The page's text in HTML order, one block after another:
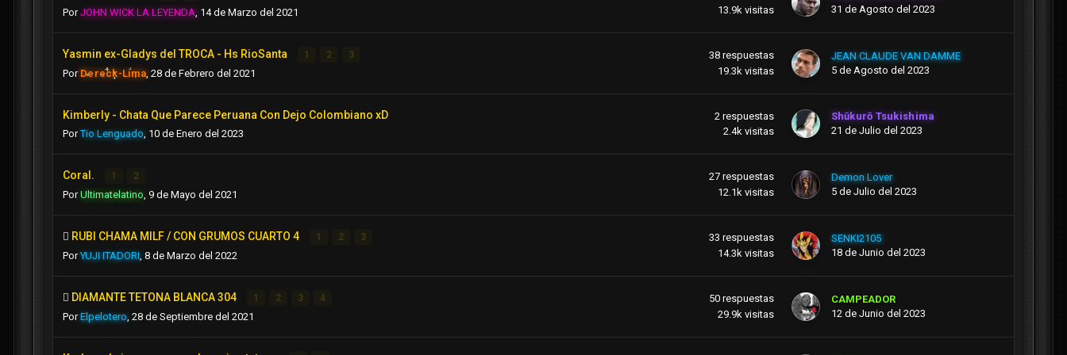
PorJOHN WICK LA LEYENDA 14 de Marzo del 2021
13.9k visitas
31 de Agosto del 2023
Yasmin ex-Gladys del TROCA - Hs RioSanta 1 2 3
Por Dereck-Lima, 28 de Febrero del 2021
38 respuestas
19.3k visitas
JEAN CLAUDE VAN DAMME
5 de Agosto del 2023
Kimberly - Chata Que Parece Peruana Con Dejo Colombiano xD
PorTio Lenguado 10 de Enero del 2023
2 respuestas
2.4k visitas
Shūkurō Tsukishima
21 de Julio del 2023
Coral. 1 2
PorUltimatelatino 9 de Mayo del 2021
27 respuestas
12.1k visitas
Demon Lover
5 de Julio del 2023
RUBI CHAMA MILF / CON GRUMOS CUARTO 4 1 2 3
PorYUJI ITADORI 8 de Marzo del 2022
33 respuestas
14.3k visitas
SENKI2105
18 de Junio del 2023
DIAMANTE TETONA BLANCA 304 1 2 3 4
PorElpelotero 28 de Septiembre del 2021
50 respuestas
29.9k visitas
CAMPEADOR
12 de Junio del 2023